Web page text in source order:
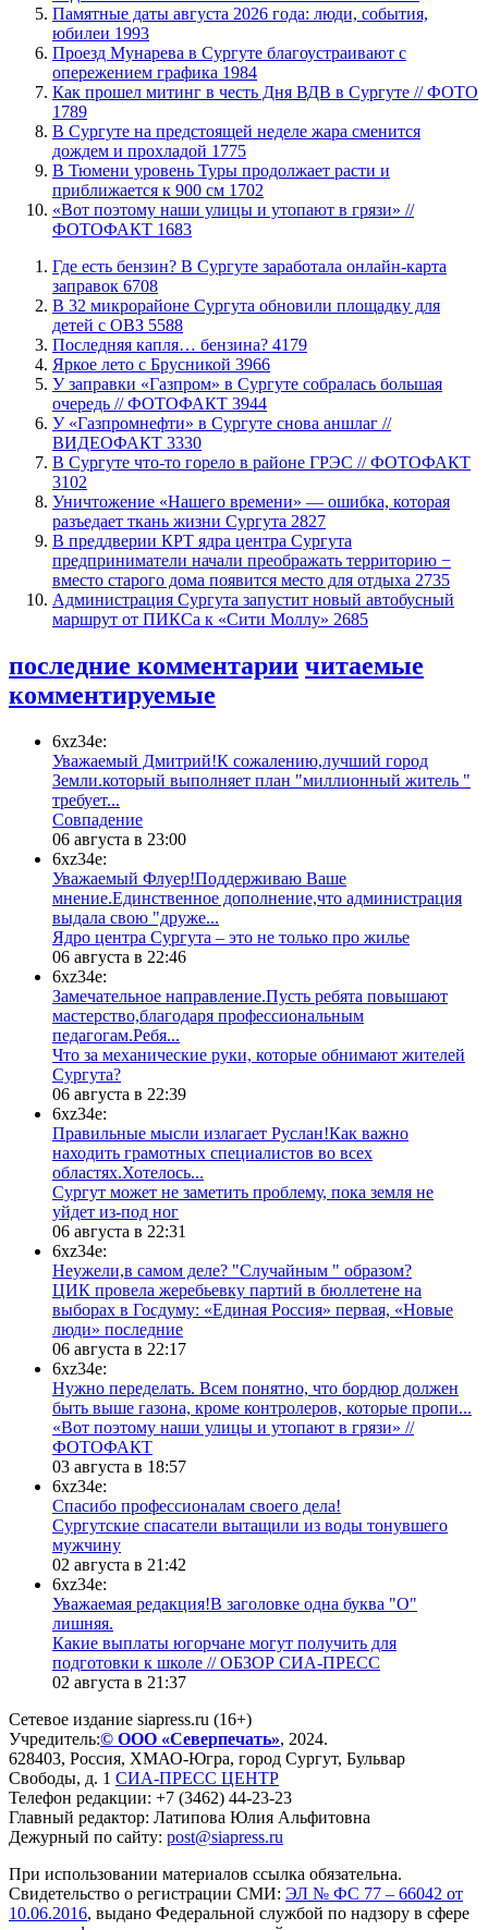
​Памятные даты августа 2026 года: люди, события,
юбилеи 1993
​Проезд Мунарева в Сургуте благоустраивают с
опережением графика 1984
Как прошел митинг в честь Дня ВДВ в Сургуте // ФОТО
1789
В Сургуте на предстоящей неделе жара сменится
дождем и прохладой 1775
В Тюмени уровень Туры продолжает расти и
приближается к 900 см 1702
«Вот поэтому наши улицы и утопают в грязи» //
ФОТОФАКТ 1683
​Где есть бензин? В Сургуте заработала онлайн-карта
заправок 6708
В 32 микрорайоне Сургута обновили площадку для
детей с ОВЗ 5588
​Последняя капля… бензина? 4179
Яркое лето с Брусникой 3966
​У заправки «Газпром» в Сургуте собралась большая
очередь // ФОТОФАКТ 3944
У «Газпромнефти» в Сургуте снова аншлаг //
ВИДЕОФАКТ 3330
​В Сургуте что-то горело в районе ГРЭС // ФОТОФАКТ
3102
​Уничтожение «Нашего времени» — ошибка, которая
разъедает ткань жизни Сургута 2827
​В преддверии КРТ ядра центра Сургута
предприниматели начали преображать территорию −
вместо старого дома появится место для отдыха 2735
​Администрация Сургута запустит новый автобусный
маршрут от ПИКСа к «Сити Моллу» 2685
последние комментарии читаемые
комментируемые
6xz34e:
Уважаемый Дмитрий!К сожалению,лучший город
Земли.который выполняет план "миллионный житель "
требует...
​Совпадение
06 августа в 23:00
6xz34e:
Уважаемый Флуер!Поддерживаю Ваше
мнение.Единственное дополнение,что администрация
выдала свою "друже...
​Ядро центра Сургута ‒ это не только про жилье
06 августа в 22:46
6xz34e:
Замечательное направление.Пусть ребята повышают
мастерство,благодаря профессиональным
педагогам.Ребя...
​Что за механические руки, которые обнимают жителей
Сургута?
06 августа в 22:39
6xz34e:
Правильные мысли излагает Руслан!Как важно
находить грамотных специалистов во всех
областях.Хотелось...
Сургут может не заметить проблему, пока земля не
уйдет из-под ног
06 августа в 22:31
6xz34e:
Неужели,в самом деле? "Случайным " образом?
ЦИК провела жеребьевку партий в бюллетене на
выборах в Госдуму: «Единая Россия» первая, «Новые
люди» последние
06 августа в 22:17
6xz34e:
Нужно переделать. Всем понятно, что бордюр должен
быть выше газона, кроме контролеров, которые пропи...
«Вот поэтому наши улицы и утопают в грязи» //
ФОТОФАКТ
03 августа в 18:57
6xz34e:
Спасибо профессионалам своего дела!
Сургутские спасатели вытащили из воды тонувшего
мужчину
02 августа в 21:42
6xz34e:
Уважаемая редакция!В заголовке одна буква "О"
лишняя.
Какие выплаты югорчане могут получить для
подготовки к школе // ОБЗОР СИА-ПРЕСС
02 августа в 21:37
Сетевое издание siapress.ru (16+)
Учредитель:© ООО «Северпечать», 2024.
628403, Россия, ХМАО-Югра, город Сургут, Бульвар
Свободы, д. 1 СИА-ПРЕСС ЦЕНТР
Телефон редакции: +7 (3462) 44-23-23
Главный редактор: Латипова Юлия Альфитовна
Дежурный по сайту: post@siapress.ru
При использовании материалов ссылка обязательна.
Свидетельство о регистрации СМИ: ЭЛ № ФС 77 – 66042 от
10.06.2016, выдано Федеральной службой по надзору в сфере